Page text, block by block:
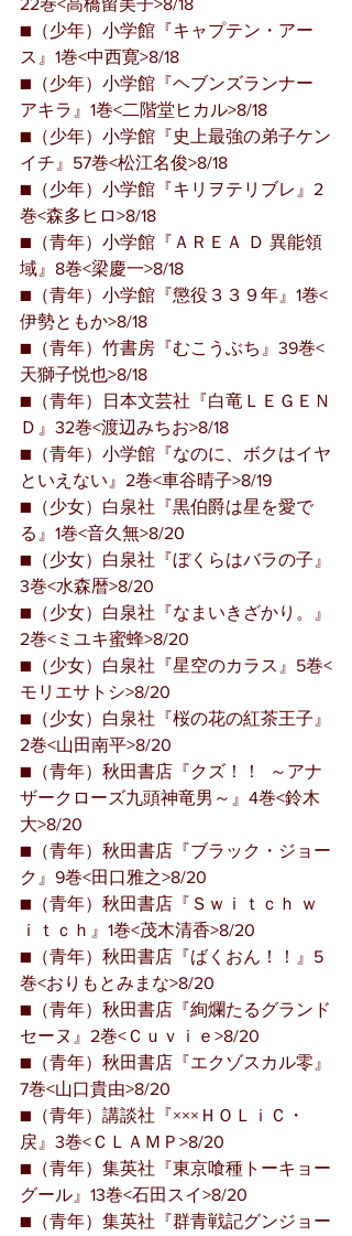
22巻<高橋留美子>8/18
■（少年）小学館『キャプテン・アー
ス』1巻<中西寛>8/18
■（少年）小学館『ヘブンズランナー
アキラ』1巻<二階堂ヒカル>8/18
■（少年）小学館『史上最強の弟子ケン
イチ』57巻<松江名俊>8/18
■（少年）小学館『キリヲテリブレ』2
巻<森多ヒロ>8/18
■（青年）小学館『ＡＲＥＡ Ｄ 異能領
域』8巻<梁慶一>8/18
■（青年）小学館『懲役３３９年』1巻<
伊勢ともか>8/18
■（青年）竹書房『むこうぶち』39巻<
天獅子悦也>8/18
■（青年）日本文芸社『白竜ＬＥＧＥＮ
Ｄ』32巻<渡辺みちお>8/18
■（青年）小学館『なのに、ボクはイヤ
といえない』2巻<車谷晴子>8/19
■（少女）白泉社『黒伯爵は星を愛で
る』1巻<音久無>8/20
■（少女）白泉社『ぼくらはバラの子』
3巻<水森暦>8/20
■（少女）白泉社『なまいきざかり。』
2巻<ミユキ蜜蜂>8/20
■（少女）白泉社『星空のカラス』5巻<
モリエサトシ>8/20
■（少女）白泉社『桜の花の紅茶王子』
2巻<山田南平>8/20
■（青年）秋田書店『クズ！！  ～アナ
ザークローズ九頭神竜男～』4巻<鈴木
大>8/20
■（青年）秋田書店『ブラック・ジョー
ク』9巻<田口雅之>8/20
■（青年）秋田書店『Ｓｗｉｔｃｈ ｗ
ｉｔｃｈ』1巻<茂木清香>8/20
■（青年）秋田書店『ばくおん！！』5
巻<おりもとみまな>8/20
■（青年）秋田書店『絢爛たるグランド
セーヌ』2巻<Ｃｕｖｉｅ>8/20
■（青年）秋田書店『エクゾスカル零』
7巻<山口貴由>8/20
■（青年）講談社『×××ＨＯＬｉＣ・
戻』3巻<ＣＬＡＭＰ>8/20
■（青年）集英社『東京喰種トーキョー
グール』13巻<石田スイ>8/20
■（青年）集英社『群青戦記グンジョー